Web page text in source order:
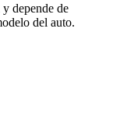
depende de
del auto.